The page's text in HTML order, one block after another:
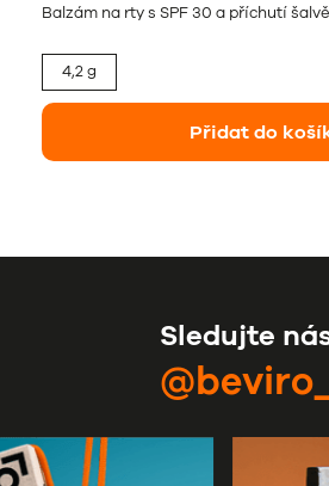
Balzám na rty s SPF 30 a příchutí
4,2 g
Přidat do
Sledujte